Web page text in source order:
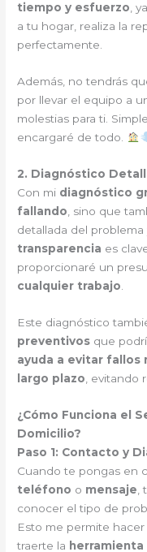
tiempo y esfuerzo ,
a tu hogar, realiza la
perfectamente.
Además, no tendrás
por llevar el equipo a
molestias para ti.
encargaré de todo.
2. Diagnóstico
Con mi diagnóstico
fallando , sino que
detallada del
transparencia es
proporcionaré un
cualquier trabajo
Este diagnóstico
preventivos que
ayuda a evitar fallos
largo plazo , evitando
¿Cómo Funciona el
Domicilio?
Paso 1: Contacto y
Cuando te pongas en
teléfono o mensaje
conocer el tipo de
Esto me permite hacer
traerte la